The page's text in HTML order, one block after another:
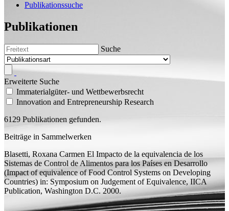
Publikationssuche
Publikationen
Suche
Erweiterte Suche
Immaterialgüter- und Wettbewerbsrecht
Innovation and Entrepreneurship Research
6129 Publikationen gefunden.
Beiträge in Sammelwerken
Blasetti, Roxana Carmen El Impacto de la equivalencia de los
Sistemas de Control de Alimentos para los Países en Desarrollo
(Impact of equivalence of Food Control Systems on Developing
Countries) in: Symposium on Judgement of Equivalence, IICA
Publication, Washington D.C. 2000.